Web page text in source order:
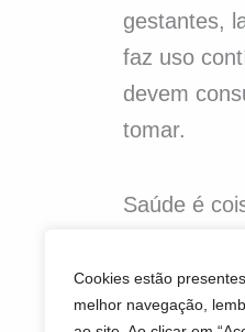
Cookies estão
melhor navegação,
gestantes,
faz uso
devem
tomar.
Saúde é
qualquer